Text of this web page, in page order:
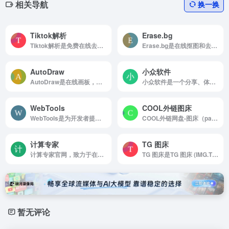
相关导航 换一换
Tiktok解析
Tiktok解析是免费在线去水印
Erase.bg
Erase.bg是在线抠图和去除图片背景
AutoDraw
AutoDraw是在线画板，为每个人快速绘图
小众软件
小众软件是一个分享、体验、评测电脑软件、手机应用、互联网产品的网站
WebTools
WebTools是为开发者提供的在线工具的平台
COOL外链图床
COOL外链网盘-图床（pan.51cooltool.cn）提供大容量云存储服务
计算专家
计算专家官网，致力于在线计算器的专业平台，提供各类生活计算器，行业计算器。包括但不限于金融理财，健康饮食，建筑工程，电子电器，日常生活等齐全的在线计算器服务。
TG 图床
TG 图床是TG 图床 (IMG.TG)，永久免费图床，包含国内节点的全球 CDN 免费图片托管，毫秒级的访问体验，异地备份并永久保存在云端。
暂无评论